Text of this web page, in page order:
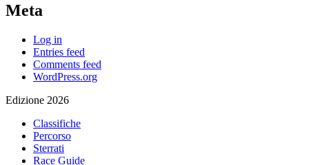
Meta
Log in
Entries feed
Comments feed
WordPress.org
Edizione 2026
Classifiche
Percorso
Sterrati
Race Guide